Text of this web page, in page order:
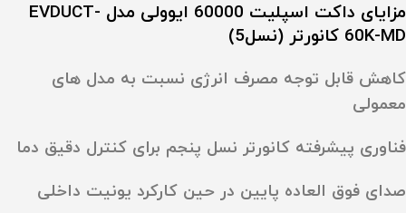
مزایای داکت اسپلیت 60000 ایوولی مدل EVDUCT-
60K-MD کانورتر (نسل5)
کاهش قابل توجه مصرف انرژی نسبت به مدل‌ های
معمولی
فناوری پیشرفته کانورتر نسل پنجم برای کنترل دقیق دما
صدای فوق‌ العاده پایین در حین کارکرد یونیت داخلی